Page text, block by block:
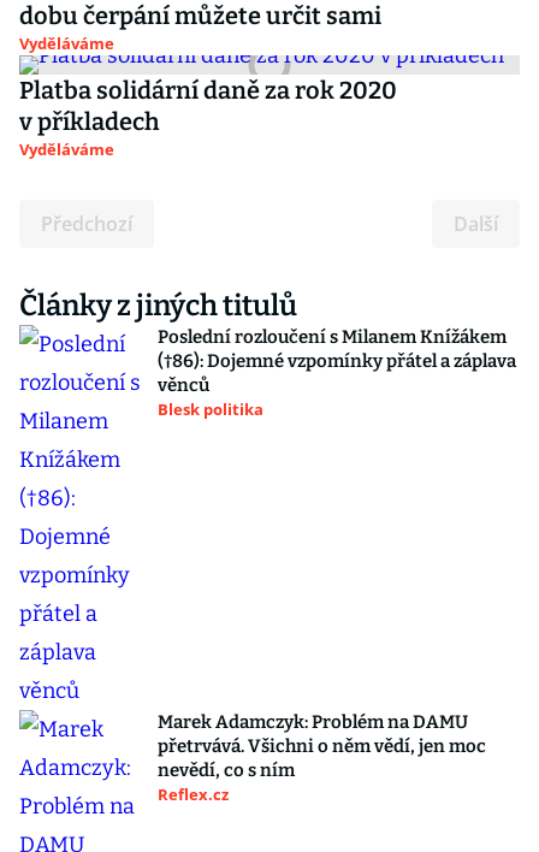
dobu čerpání můžete určit sami
Vyděláváme
Platba solidární daně za rok 2020
v příkladech
Vyděláváme
Předchozí Další
Články z jiných titulů
Poslední rozloučení s Milanem Knížákem
(†86): Dojemné vzpomínky přátel a záplava
věnců
Blesk politika
Marek Adamczyk: Problém na DAMU
přetrvává. Všichni o něm vědí, jen moc
nevědí, co s ním
Reflex.cz